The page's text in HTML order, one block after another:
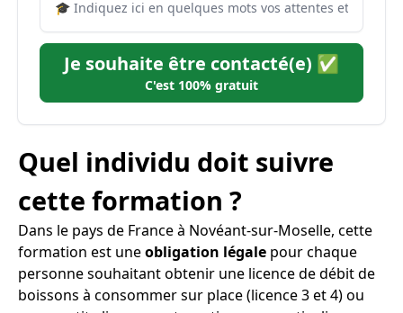
Je souhaite être contacté(e) ✅
C'est 100% gratuit
Quel individu doit suivre
cette formation ?
Dans le pays de France à Novéant-sur-Moselle, cette
formation est uneobligation légale pour chaque
personne souhaitant obtenir une licence de débit de
boissons à consommer sur place (licence 3 et 4) ou